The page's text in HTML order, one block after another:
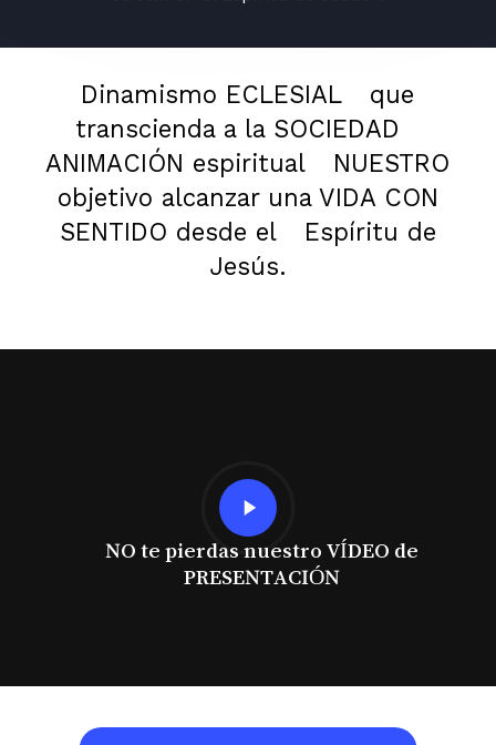
Dinamismo ECLESIAL
que
transcienda a la SOCIEDAD
ANIMACIÓN espiritual
NUESTRO
objetivo alcanzar una VIDA CON
SENTIDO desde el
Espíritu de
Jesús.
Play
Video
NO te pierdas nuestro VÍDEO de
PRESENTACIÓN